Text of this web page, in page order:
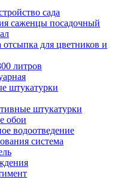
сада
саженцы посадочный
отсыпка для цветников и
литров
штукатурки
штукатурки
обои
водоотведение
система